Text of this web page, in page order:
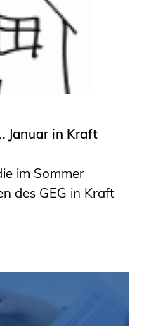
Januar in Kraft
im Sommer
des GEG in Kraft